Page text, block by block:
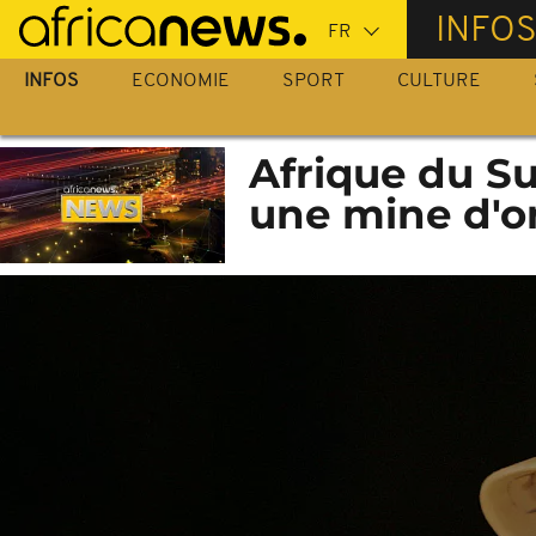
Passer
au
contenu
INFOS
INFOS ECONOMIE SPORT CULTURE
Afrique du
une mine